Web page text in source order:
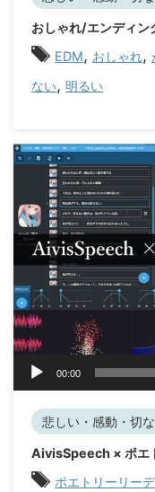
おしゃれ/エンディ
EDM, おしゃれ,
ない, 明るい
00:00
悲しい・感動・切
AivisSpeech × ポエ
ポエトリーリー